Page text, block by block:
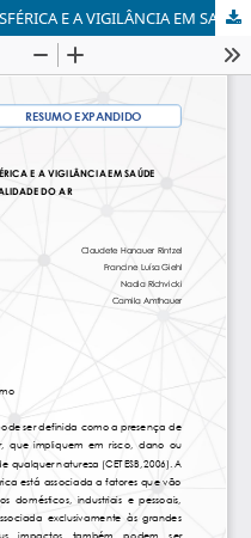
OS EFEITOS DA POLUIÇÃO ATMOSFÉRICA E A VIGILÂNCIA EM SAÚDE AMBIENTAL E QUALIDADE DO AR